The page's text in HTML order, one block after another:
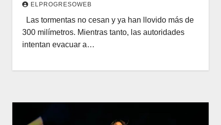
ELPROGRESOWEB
Las tormentas no cesan y ya han llovido más de
300 milímetros. Mientras tanto, las autoridades
intentan evacuar a…